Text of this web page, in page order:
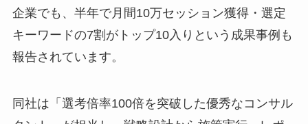
企業でも、半年で月間10万セッション獲得・選定
キーワードの7割がトップ10入りという成果事例も
報告されています。
同社は「選考倍率100倍を突破した優秀なコンサル